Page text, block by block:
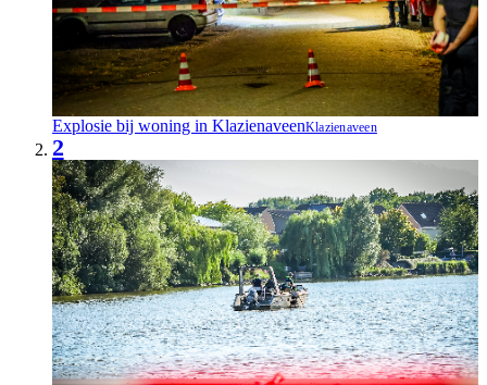
Explosie bij woning in KlazienaveenKlazienaveen
2